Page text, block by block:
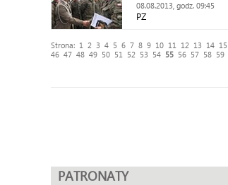
08.08.2013, godz. 09:45
PZ
Strona: 1 2 3 4 5 6 7 8 9 10 11 12 13 14 15
46 47 48 49 50 51 52 53 54 55 56 57 58 59
PATRONATY